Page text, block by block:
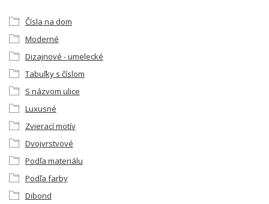
Čísla na dom
Moderné
Dizajnové - umelecké
Tabuľky s číslom
S názvom ulice
Luxusné
Zvierací motív
Dvojvrstvové
Podľa materiálu
Podľa farby
Dibond